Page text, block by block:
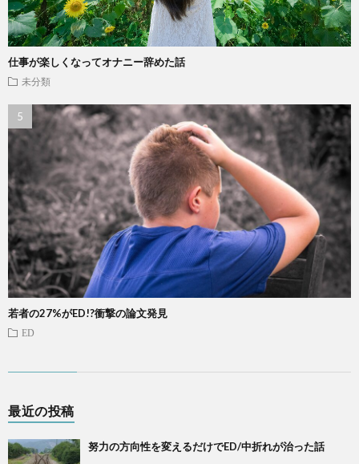
仕事が楽しくなってオナニー辞めた話
未分類
若者の27%がED!?衝撃の論文発見
ED
最近の投稿
努力の方向性を変えるだけでED/中折れが治った話